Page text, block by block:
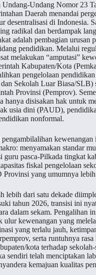
Undang-Undang Nomor 23
Daerah menandai
desentralisasi di Indonesia.
radikal dan berdampak
adalah pembagian urusan
pendidikan. Melalui
melakukan “amputasi”
Kabupaten/Kota
pengelolaan pendidikan
Sekolah Luar Biasa/SLB)
Provinsi (Pemprov).
hanya disisakan hak untuk
usia dini (PAUD),
nonformal.
kewenangan
menyamakan standar
guru pasca-Pilkada tingkat
fiskal pengelolaan
yang umumnya lebih
lebih dari satu dekade
tahun 2026, transisi ini
dalam sekam. Pengalihan
ulur kewenangan yang
yang terlalu jauh,
serta runtuhnya
kota terhadap
sendiri telah menciptakan
kemajuan kualitas